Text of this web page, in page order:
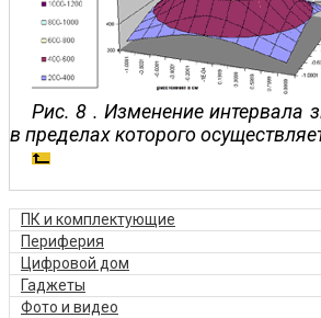
Рис. 8 . Изменение интервала
в пределах которого
ПК и комплектующие
Периферия
Цифровой дом
Гаджеты
Фото и видео